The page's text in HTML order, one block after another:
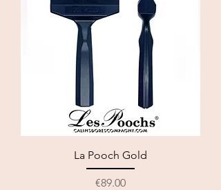
La Pooch Gold
Price
€89.00